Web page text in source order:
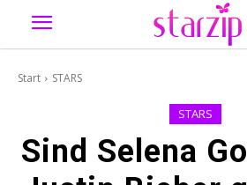
Start STARS
STARS
Sind Selena